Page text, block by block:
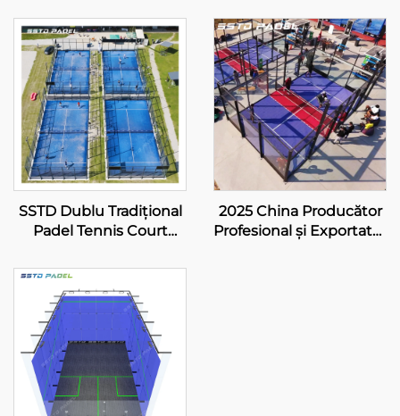
SSTD Dublu Tradițional
Padel Tennis Court
Lumânare Clasic
Outdoor Paddle Court
002
2025 China Producător
Profesional și Exportator